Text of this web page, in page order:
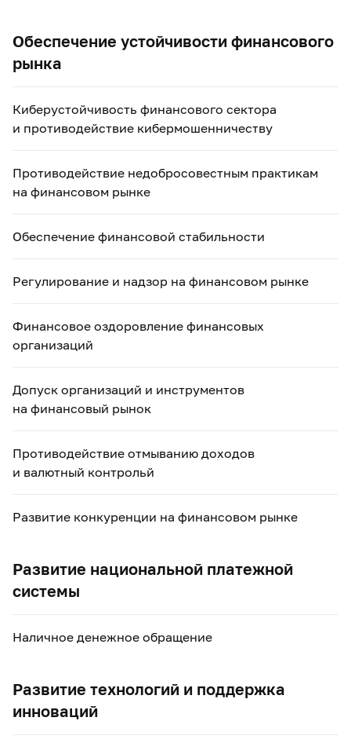
Обеспечение устойчивости финансового
рынка
Киберустойчивость финансового сектора
и противодействие кибермошенничеству
Противодействие недобросовестным практикам
на финансовом рынке
Обеспечение финансовой стабильности
Регулирование и надзор на финансовом рынке
Финансовое оздоровление финансовых
организаций
Допуск организаций и инструментов
на финансовый рынок
Противодействие отмыванию доходов
и валютный контрольй
Развитие конкуренции на финансовом рынке
Развитие национальной платежной
системы
Наличное денежное обращение
Развитие технологий и поддержка
инноваций